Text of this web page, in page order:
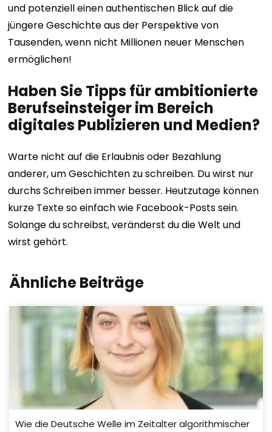
und potenziell einen authentischen Blick auf die
jüngere Geschichte aus der Perspektive von
Tausenden, wenn nicht Millionen neuer Menschen
ermöglichen!
Haben Sie Tipps für ambitionierte
Berufseinsteiger im Bereich
digitales Publizieren und Medien?
Warte nicht auf die Erlaubnis oder Bezahlung
anderer, um Geschichten zu schreiben. Du wirst nur
durchs Schreiben immer besser. Heutzutage können
kurze Texte so einfach wie Facebook-Posts sein.
Solange du schreibst, veränderst du die Welt und
wirst gehört.
Ähnliche Beiträge
Wie die Deutsche Welle im Zeitalter algorithmischer